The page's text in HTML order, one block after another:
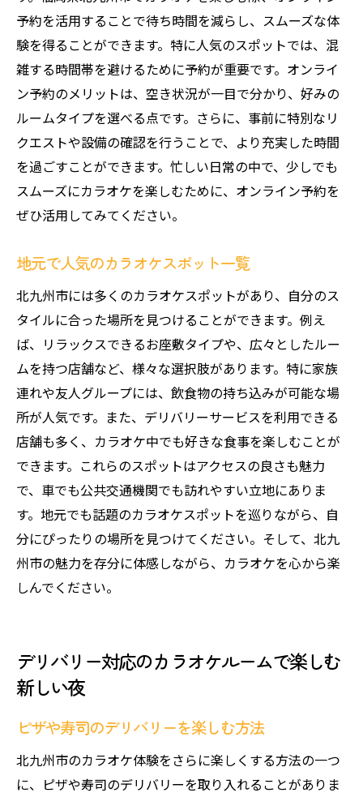
予約を活用することで待ち時間を減らし、スムーズな体
験を得ることができます。特に人気のスポットでは、混
雑する時間帯を避けるために予約が重要です。オンライ
ン予約のメリットは、空き状況が一目で分かり、好みの
ルームタイプを選べる点です。さらに、事前に特別なリ
クエストや設備の確認を行うことで、より充実した時間
を過ごすことができます。忙しい日常の中で、少しでも
スムーズにカラオケを楽しむために、オンライン予約を
ぜひ活用してみてください。
地元で人気のカラオケスポット一覧
北九州市には多くのカラオケスポットがあり、自分のス
タイルに合った場所を見つけることができます。例え
ば、リラックスできるお座敷タイプや、広々としたルー
ムを持つ店舗など、様々な選択肢があります。特に家族
連れや友人グループには、飲食物の持ち込みが可能な場
所が人気です。また、デリバリーサービスを利用できる
店舗も多く、カラオケ中でも好きな食事を楽しむことが
できます。これらのスポットはアクセスの良さも魅力
で、車でも公共交通機関でも訪れやすい立地にありま
す。地元でも話題のカラオケスポットを巡りながら、自
分にぴったりの場所を見つけてください。そして、北九
州市の魅力を存分に体感しながら、カラオケを心から楽
しんでください。
デリバリー対応のカラオケルームで楽しむ
新しい夜
ピザや寿司のデリバリーを楽しむ方法
北九州市のカラオケ体験をさらに楽しくする方法の一つ
に、ピザや寿司のデリバリーを取り入れることがありま